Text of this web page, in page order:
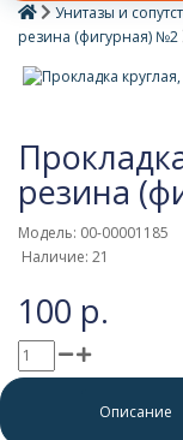
Унитазы и
резина (фигурная) №2
резина
Модель: 00-00001185
Наличие: 21
100 р.
Описание